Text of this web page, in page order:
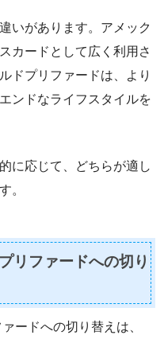
いがあります。アメック
カードとして広く利用さ
ドプリファードは、より
ンドなライフスタイルを
に応じて、どちらが適し
。
リファードへの切り
ードへの切り替えは、